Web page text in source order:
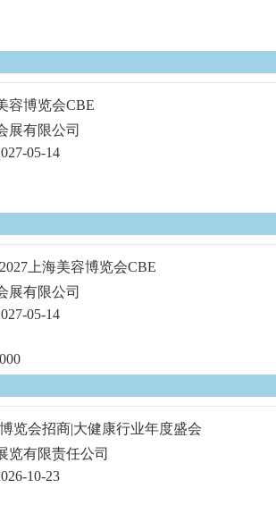
容博览会CBE
展有限公司
05-14
上海美容博览会CBE
展有限公司
05-14
览会招商|大健康行业年度盛会
览有限责任公司
10-23